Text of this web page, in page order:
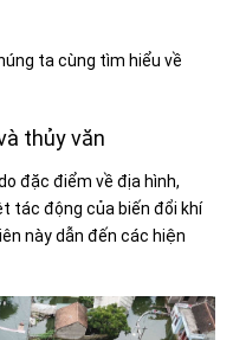
ta cùng tìm hiểu về
thủy văn
đặc điểm về địa hình,
tác động của biến đổi khí
này dẫn đến các hiện